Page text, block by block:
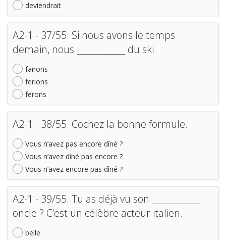
deviendrait
A2-1 - 37/55. Si nous avons le temps
demain, nous ____________ du ski.
fairons
ferions
ferons
A2-1 - 38/55. Cochez la bonne formule.
Vous n’avez pas encore dîné ?
Vous n’avez dîné pas encore ?
Vous n’avez encore pas dîné ?
A2-1 - 39/55. Tu as déjà vu son ____________
oncle ? C’est un célèbre acteur italien.
belle